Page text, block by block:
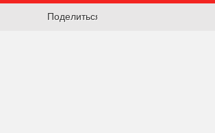
Поделиться: